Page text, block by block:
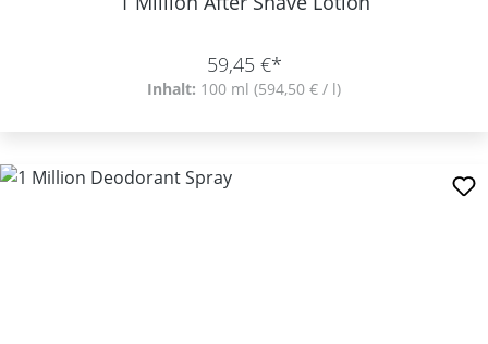
59,45 €*
Inhalt: 100 ml (594,50 € / l)